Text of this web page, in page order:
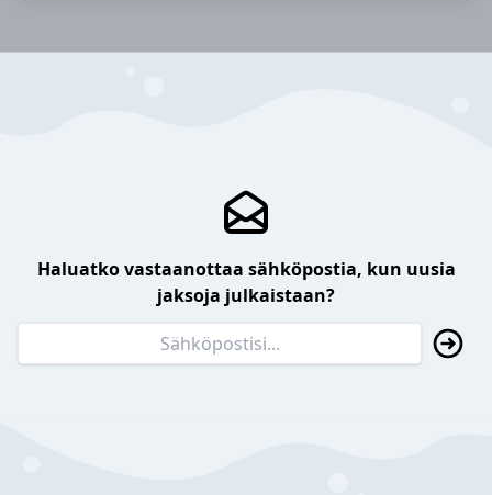
Haluatko vastaanottaa sähköpostia, kun uusia
jaksoja julkaistaan?